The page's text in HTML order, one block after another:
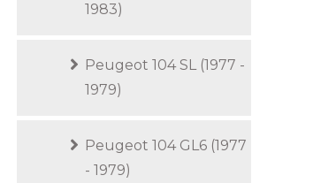
1983)
Peugeot 104 SL (1977 -
1979)
Peugeot 104 GL6 (1977
- 1979)